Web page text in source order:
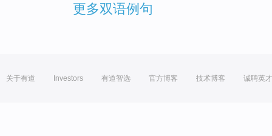
更多双语例句
关于有道 Investors 有道智选 官方博客 技术博客 诚聘英才